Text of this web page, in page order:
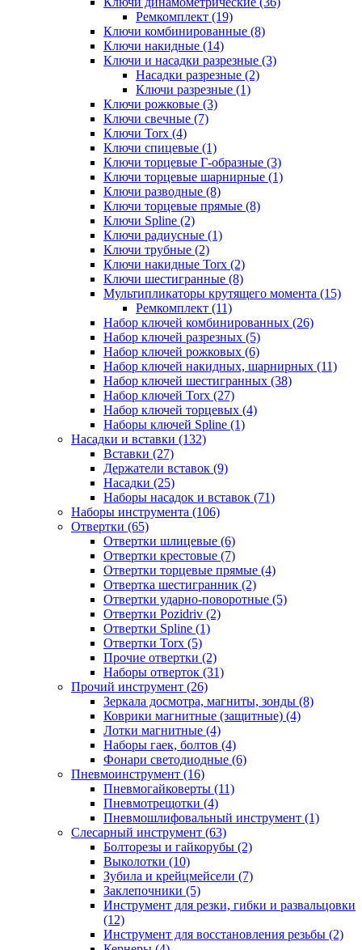
Ремкомплект (19)
Ключи комбинированные (8)
Ключи накидные (14)
Ключи и насадки разрезные (3)
Насадки разрезные (2)
Ключи разрезные (1)
Ключи рожковые (3)
Ключи свечные (7)
Ключи Torx (4)
Ключи спицевые (1)
Ключи торцевые Г-образные (3)
Ключи торцевые шарнирные (1)
Ключи разводные (8)
Ключи торцевые прямые (8)
Ключи Spline (2)
Ключи радиусные (1)
Ключи трубные (2)
Ключи накидные Torx (2)
Ключи шестигранные (8)
Мультипликаторы крутящего момента (15)
Ремкомплект (11)
Набор ключей комбинированных (26)
Набор ключей разрезных (5)
Набор ключей рожковых (6)
Набор ключей накидных, шарнирных (11)
Набор ключей шестигранных (38)
Набор ключей Torx (27)
Набор ключей торцевых (4)
Наборы ключей Spline (1)
Насадки и вставки (132)
Вставки (27)
Держатели вставок (9)
Насадки (25)
Наборы насадок и вставок (71)
Наборы инструмента (106)
Отвертки (65)
Отвертки шлицевые (6)
Отвертки крестовые (7)
Отвертки торцевые прямые (4)
Отвертка шестигранник (2)
Отвертки ударно-поворотные (5)
Отвертки Pozidriv (2)
Отвертки Spline (1)
Отвертки Torx (5)
Прочие отвертки (2)
Наборы отверток (31)
Прочий инструмент (26)
Зеркала досмотра, магниты, зонды (8)
Коврики магнитные (защитные) (4)
Лотки магнитные (4)
Наборы гаек, болтов (4)
Фонари светодиодные (6)
Пневмоинструмент (16)
Пневмогайковерты (11)
Пневмотрещотки (4)
Пневмошлифовальный инструмент (1)
Слесарный инструмент (63)
Болторезы и гайкорубы (2)
Выколотки (10)
Зубила и крейцмейсели (7)
Заклепочники (5)
Инструмент для резки, гибки и развальцовки
(12)
Инструмент для восстановления резьбы (2)